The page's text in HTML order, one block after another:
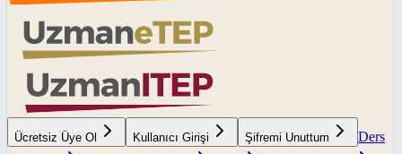
Ücretsiz Üye Ol Kullanıcı Girişi Şifremi Unuttum
Ders